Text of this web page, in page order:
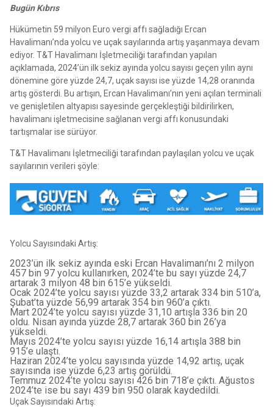
Bugün Kıbrıs
Hükümetin 59 milyon Euro vergi affı sağladığı Ercan
Havalimanı’nda yolcu ve uçak sayılarında artış yaşanmaya devam
ediyor. T&T Havalimanı İşletmeciliği tarafından yapılan
açıklamada, 2024’ün ilk sekiz ayında yolcu sayısı geçen yılın aynı
dönemine göre yüzde 24,7, uçak sayısı ise yüzde 14,28 oranında
artış gösterdi. Bu artışın, Ercan Havalimanı’nın yeni açılan terminali
ve genişletilen altyapısı sayesinde gerçekleştiği bildirilirken,
havalimanı işletmecisine sağlanan vergi affı konusundaki
tartışmalar ise sürüyor.
T&T Havalimanı İşletmeciliği tarafından paylaşılan yolcu ve uçak
sayılarının verileri şöyle:
Yolcu Sayısındaki Artış:
2023’ün ilk sekiz ayında eski Ercan Havalimanı’nı 2 milyon
457 bin 97 yolcu kullanırken, 2024’te bu sayı yüzde 24,7
artarak 3 milyon 48 bin 615’e yükseldi.
Ocak 2024’te yolcu sayısı yüzde 33,2 artarak 334 bin 510’a,
Şubat’ta yüzde 56,99 artarak 354 bin 960’a çıktı.
Mart 2024’te yolcu sayısı yüzde 31,10 artışla 336 bin 20
oldu. Nisan ayında yüzde 28,7 artarak 360 bin 26’ya
yükseldi.
Mayıs 2024’te yolcu sayısı yüzde 16,14 artışla 388 bin
915’e ulaştı.
Haziran 2024’te yolcu sayısında yüzde 14,92 artış, uçak
sayısında ise yüzde 6,23 artış görüldü.
Temmuz 2024’te yolcu sayısı 426 bin 718’e çıktı. Ağustos
2024’te ise bu sayı 439 bin 950 olarak kaydedildi.
Uçak Sayısındaki Artış: